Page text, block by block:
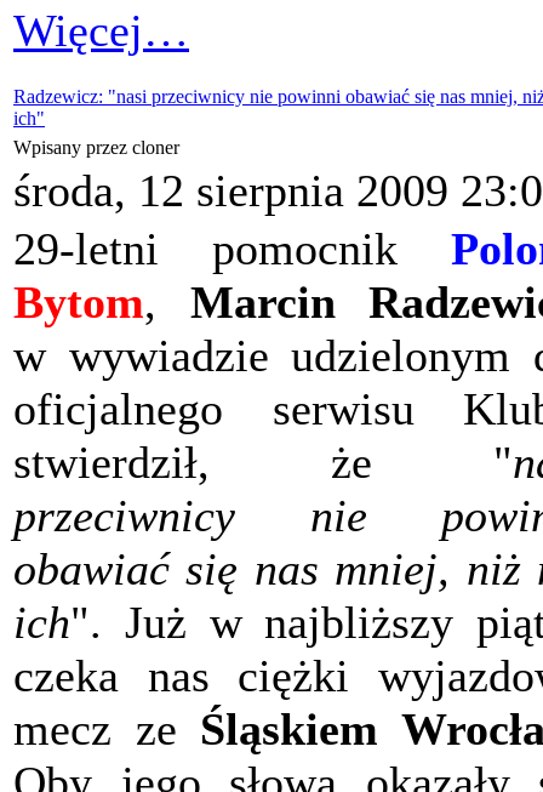
Więcej…
Radzewicz: "nasi przeciwnicy nie powinni obawiać się nas mniej,
ich"
Wpisany przez cloner
środa, 12 sierpnia 2009
29-letni pomocnik
Bytom, Marcin
w wywiadzie udzielonym
oficjalnego serwisu
stwierdził, że "
przeciwnicy nie
obawiać się nas mniej, niż
ich". Już w najbliższy
czeka nas ciężki
mecz ze Śląskiem